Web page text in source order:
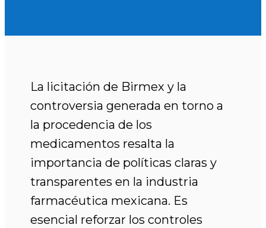
La licitación de Birmex y la
controversia generada en torno a
la procedencia de los
medicamentos resalta la
importancia de políticas claras y
transparentes en la industria
farmacéutica mexicana. Es
esencial reforzar los controles